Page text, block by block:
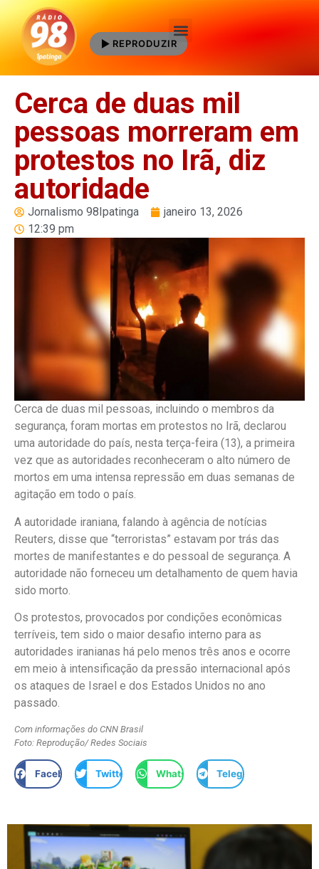
REPRODUZIR
Cerca de duas mil
pessoas morreram em
protestos no Irã, diz
autoridade
Jornalismo 98Ipatinga
janeiro 13, 2026
12:39 pm
Cerca de duas mil pessoas, incluindo o membros da
segurança, foram mortas em protestos no Irã, declarou
uma autoridade do país, nesta terça-feira (13), a primeira
vez que as autoridades reconheceram o alto número de
mortos em uma intensa repressão em duas semanas de
agitação em todo o país.
A autoridade iraniana, falando à agência de notícias
Reuters, disse que “terroristas” estavam por trás das
mortes de manifestantes e do pessoal de segurança. A
autoridade não forneceu um detalhamento de quem havia
sido morto.
Os protestos, provocados por condições econômicas
terríveis, tem sido o maior desafio interno para as
autoridades iranianas há pelo menos três anos e ocorre
em meio à intensificação da pressão internacional após
os ataques de Israel e dos Estados Unidos no ano
passado.
Com informações do CNN Brasil
Foto: Reprodução/ Redes Sociais
Facebook Twitter WhatsApp Telegram